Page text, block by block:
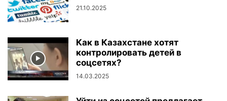
21.10.2025
Как в Казахстане хотят
контролировать детей в
соцсетях?
14.03.2025